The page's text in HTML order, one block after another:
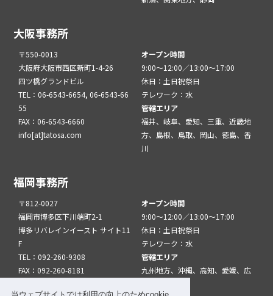
大阪事務所
〒550-0013
大阪府大阪市西区新町1-4-26
四ツ橋グランドビル
TEL：06-6543-6654, 06-6543-66
55
FAX：06-6543-6660
info[at]tatosa.com
オープン時間
9:00～12:00／13:00～17:00
休日：土日祝祭日
テレワーク：水
管轄エリア
福井、岐阜、愛知、三重、近畿地
方、島根、鳥取、岡山、徳島、香
川
福岡事務所
〒812-0027
福岡市博多区下川端町2-1
博多リバレインイースト サイト11
F
TEL：092-260-9308
FAX：092-260-8181
オープン時間
9:00～12:00／13:00～17:00
休日：土日祝祭日
テレワーク：水
管轄エリア
九州地方、沖縄、高知、愛媛、広